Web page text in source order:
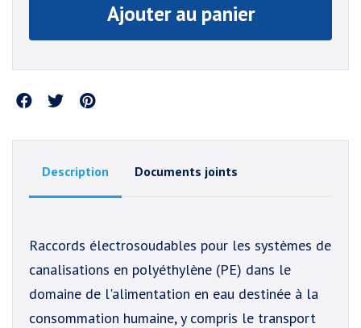
Ajouter au panier
Partager
Description Documents joints
Raccords électrosoudables pour les systèmes de
canalisations en polyéthylène (PE) dans le
domaine de l'alimentation en eau destinée à la
consommation humaine, y compris le transport